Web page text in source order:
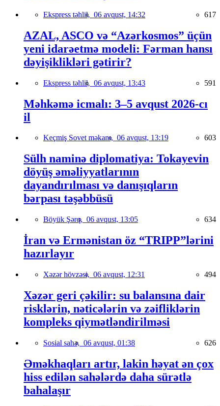
Ekspress təhlil, 06 avqust, 14:32 617
AZAL, ASCO və “Azərkosmos” üçün
yeni idarəetmə modeli: Fərman hansı
dəyişiklikləri gətirir?
Ekspress təhlil, 06 avqust, 13:43 591
Məhkəmə icmalı: 3–5 avqust 2026-cı
il
Keçmiş Sovet məkanı, 06 avqust, 13:19 603
Sülh naminə diplomatiya: Tokayevin
döyüş əməliyyatlarının
dayandırılması və danışıqların
bərpası təşəbbüsü
Böyük Şərq, 06 avqust, 13:05 634
İran və Ermənistan öz “TRIPP”lərini
hazırlayır
Xəzər hövzəsi, 06 avqust, 12:31 494
Xəzər geri çəkilir: su balansına dair
risklərin, nəticələrin və zəifliklərin
kompleks qiymətləndirilməsi
Sosial sahə, 06 avqust, 01:38 626
Əməkhaqları artır, lakin həyat ən çox
hiss edilən sahələrdə daha sürətlə
bahalaşır